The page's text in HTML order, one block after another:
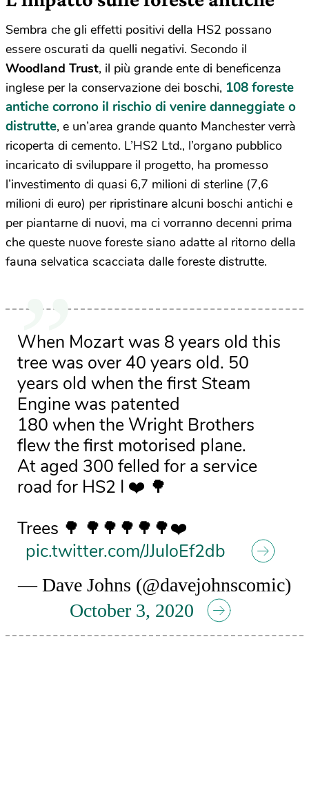
Sembra che gli effetti positivi della HS2 possano
essere oscurati da quelli negativi. Secondo il
Woodland Trust, il più grande ente di beneficenza
inglese per la conservazione dei boschi, 108 foreste
antiche corrono il rischio di venire danneggiate o
distrutte, e un’area grande quanto Manchester verrà
ricoperta di cemento. L’HS2 Ltd., l’organo pubblico
incaricato di sviluppare il progetto, ha promesso
l’investimento di quasi 6,7 milioni di sterline (7,6
milioni di euro) per ripristinare alcuni boschi antichi e
per piantarne di nuovi, ma ci vorranno decenni prima
che queste nuove foreste siano adatte al ritorno della
fauna selvatica scacciata dalle foreste distrutte.
When Mozart was 8 years old this
tree was over 40 years old. 50
years old when the first Steam
Engine was patented
180 when the Wright Brothers
flew the first motorised plane.
At aged 300 felled for a service
road for HS2 I ❤️ 🌳
Trees 🌳 🌳🌳🌳🌳🌳❤️
pic.twitter.com/JJuIoEf2db
— Dave Johns (@davejohnscomic)
October 3, 2020